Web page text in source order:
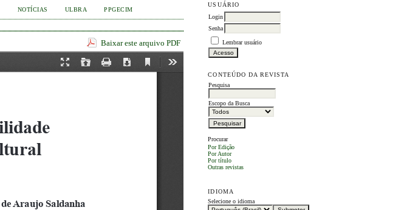
USUÁRIO
Login
Senha
Lembrar usuário
CONTEÚDO DA REVISTA
Pesquisa
Escopo da Busca
Procurar
Por Edição
Por Autor
Por título
Outras revistas
IDIOMA
Selecione o idioma
NOTÍCIAS ULBRA PPGECIM
Baixar este arquivo PDF